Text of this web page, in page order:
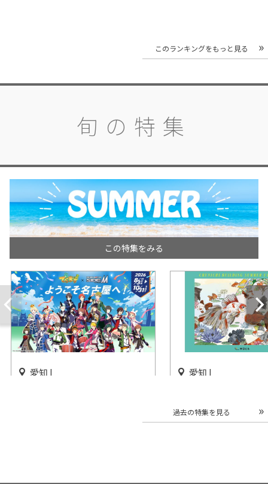
このランキングをもっと見る
旬の特集
この特集をみる
愛知 | 愛知 |
SUMMER FAIR 2026
ルで開催
過去の特集を見る